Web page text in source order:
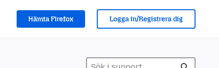
Hämta Firefox Logga in/Registrera dig